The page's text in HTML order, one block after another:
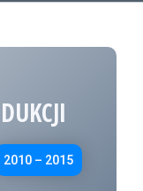
2010 – 2015